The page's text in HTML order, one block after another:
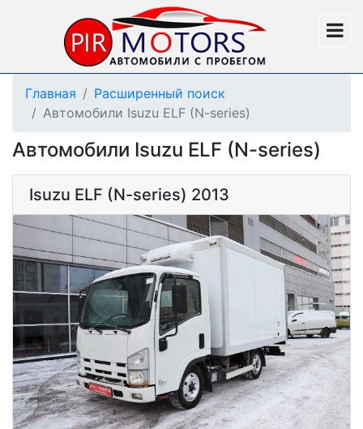
Главная
Расширенный поиск
Автомобили Isuzu ELF (N-series)
Автомобили Isuzu ELF (N-series)
Isuzu ELF (N-series) 2013